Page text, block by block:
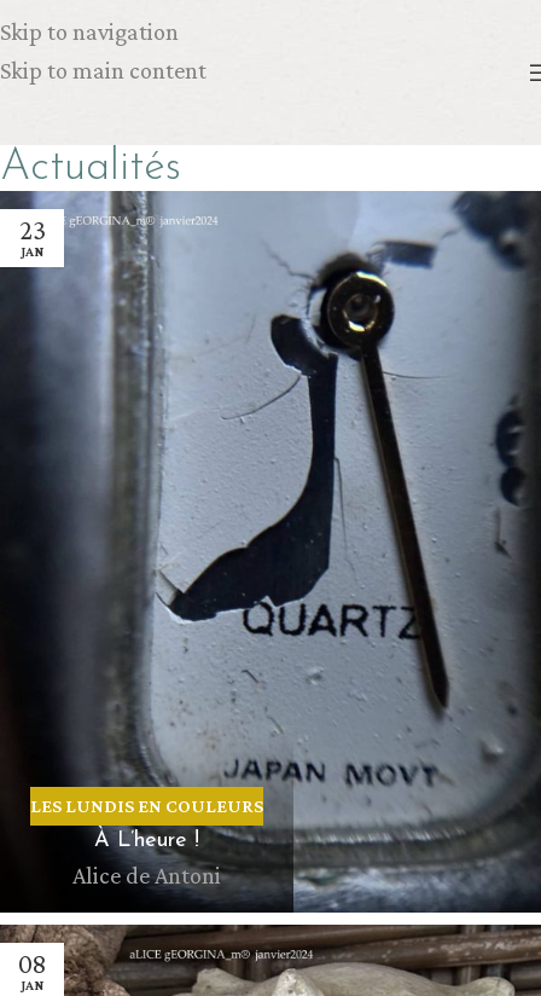
Skip to navigation
Skip to main content
Actualités
23
JAN
LES LUNDIS EN COULEURS
À L’heure !
Alice de Antoni
08
JAN